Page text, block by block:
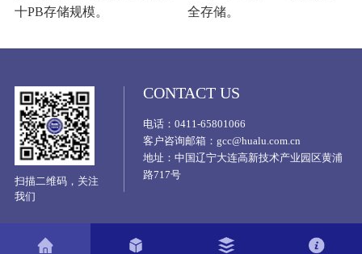
十PB存储规模。
全存储。
扫描二维码，关注
我们
CONTACT US
电话：0411-65801066
客户咨询邮箱：gcc@hualu.com.cn
地址：中国辽宁大连高新技术产业园区黄浦
路717号